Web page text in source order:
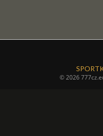
© 2026